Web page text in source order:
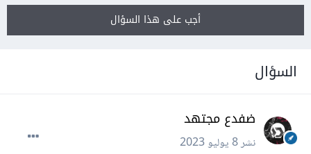
أجب على هذا السؤال
السؤال
ضفدع مجتهد
نشر8 يوليو 2023